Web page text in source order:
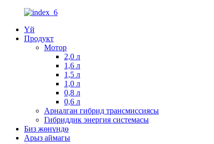
Үй
Продукт
Мотор
2,0 л
1,6 л
1,5 л
1,0 л
0,8 л
0,6 л
Арналган гибрид трансмиссиясы
Гибриддик энергия системасы
Биз жөнүндө
Арыз аймагы